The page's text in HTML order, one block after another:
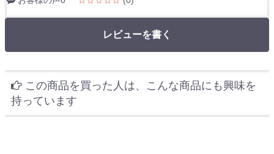
レビューを書く
この商品を買った人は、こんな商品にも興味を
持っています